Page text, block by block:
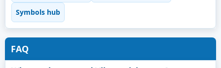
Symbols hub
FAQ